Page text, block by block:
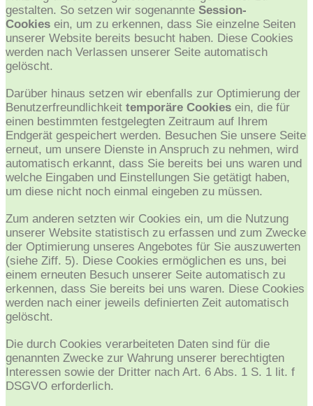
gestalten. So setzen wir sogenannte Session-
Cookies ein, um zu erkennen, dass Sie einzelne Seiten
unserer Website bereits besucht haben. Diese Cookies
werden nach Verlassen unserer Seite automatisch
gelöscht.
Darüber hinaus setzen wir ebenfalls zur Optimierung der
Benutzerfreundlichkeit temporäre Cookies ein, die für
einen bestimmten festgelegten Zeitraum auf Ihrem
Endgerät gespeichert werden. Besuchen Sie unsere Seite
erneut, um unsere Dienste in Anspruch zu nehmen, wird
automatisch erkannt, dass Sie bereits bei uns waren und
welche Eingaben und Einstellungen Sie getätigt haben,
um diese nicht noch einmal eingeben zu müssen.
Zum anderen setzten wir Cookies ein, um die Nutzung
unserer Website statistisch zu erfassen und zum Zwecke
der Optimierung unseres Angebotes für Sie auszuwerten
(siehe Ziff. 5). Diese Cookies ermöglichen es uns, bei
einem erneuten Besuch unserer Seite automatisch zu
erkennen, dass Sie bereits bei uns waren. Diese Cookies
werden nach einer jeweils definierten Zeit automatisch
gelöscht.
Die durch Cookies verarbeiteten Daten sind für die
genannten Zwecke zur Wahrung unserer berechtigten
Interessen sowie der Dritter nach Art. 6 Abs. 1 S. 1 lit. f
DSGVO erforderlich.